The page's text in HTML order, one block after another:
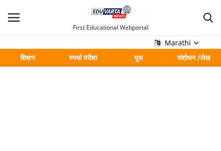
First Educational Webportal
Marathi
शिक्षण
स्पर्धा परीक्षा युथ संशोधन /लेख
मुख्य